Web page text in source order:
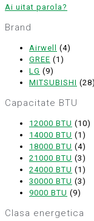
Ai uitat parola?
Brand
Airwell
(4)
GREE (1)
LG (9)
MITSUBISHI (28)
Capacitate BTU
12000 BTU (10)
14000 BTU (1)
18000 BTU (4)
21000 BTU (3)
24000 BTU (1)
30000 BTU (3)
9000 BTU (9)
Clasa energetica